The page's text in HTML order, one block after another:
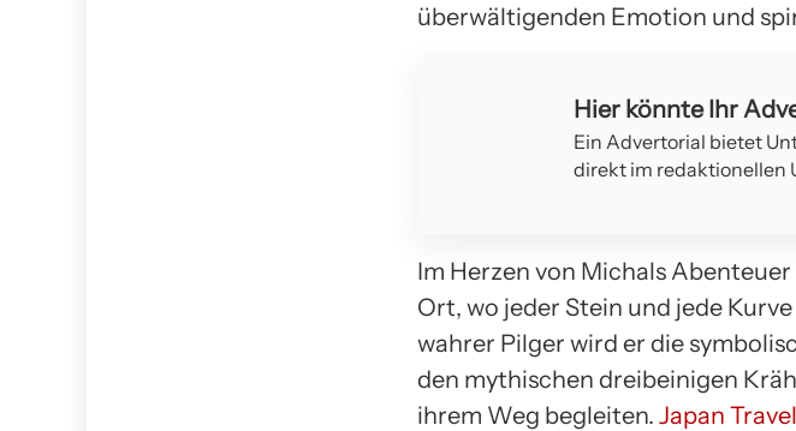
überwältigenden Emotion und
Hier könnte Ihr
Ein Advertorial bietet
direkt im redaktionellen
Im Herzen von Michals
Ort, wo jeder Stein und jede
wahrer Pilger wird er die
den mythischen dreibeinigen
ihrem Weg begleiten. Japan Travel